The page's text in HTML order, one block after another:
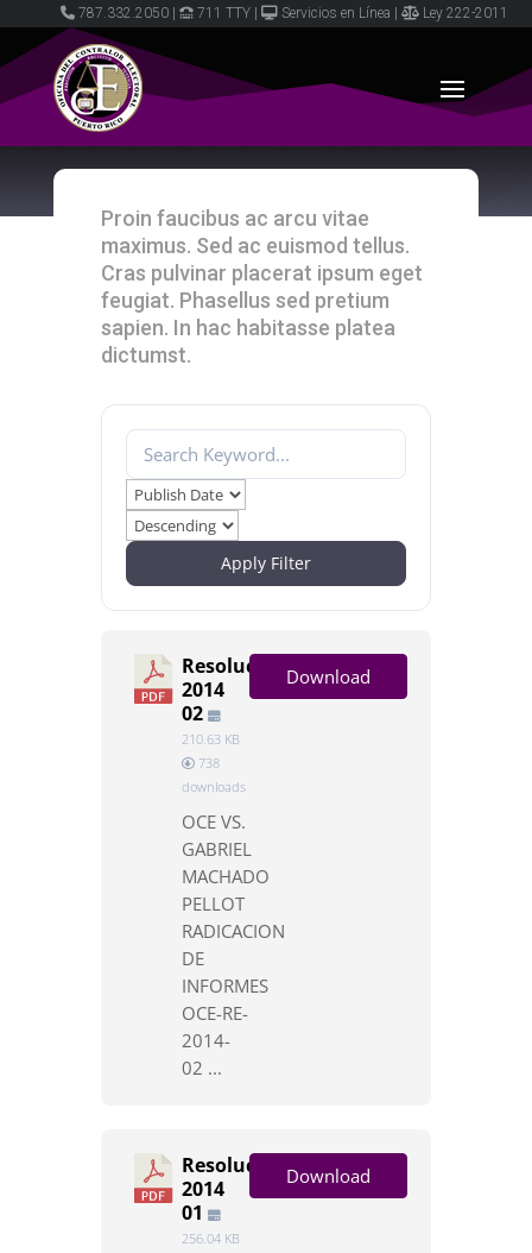
787.332.2050 711 TTY Servicios en Línea Ley 222-2011
Proin faucibus ac arcu vitae
maximus. Sed ac euismod tellus.
Cras pulvinar placerat ipsum eget
feugiat. Phasellus sed pretium
sapien. In hac habitasse platea
dictumst.
Apply Filter
Resolución
2014
02
210.63 KB
738
downloads
OCE VS.
GABRIEL
MACHADO
PELLOT
RADICACION
DE
INFORMES
OCE-RE-
2014-
02 ...
Download
Resolución
2014
01
256.04 KB
Download